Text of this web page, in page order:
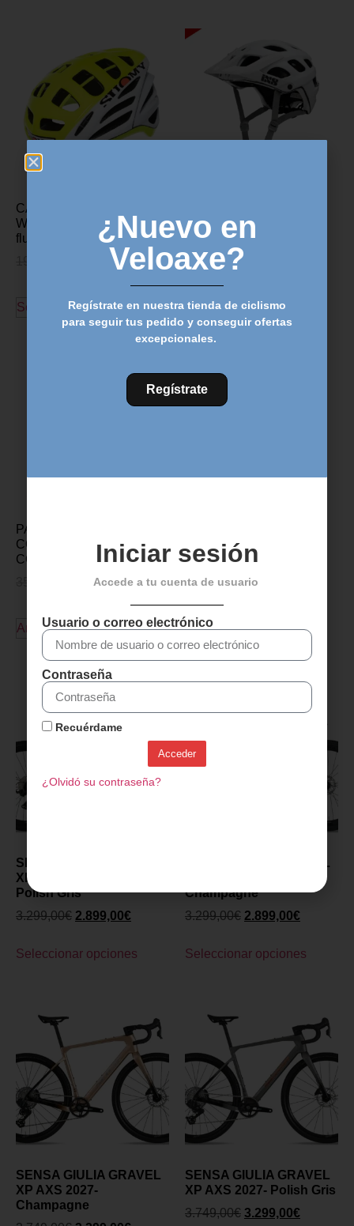
CASCO SUOMY GUN
WIND Blanco / Amarillo
fluo
Seleccionar opciones
RS EVO – Blanco
€ 80,00
PASAMONTAÑA BIOTEX
CONFORT SIN
COSTURA
€
Añadir al carrito
Descubre más productos
SENSA GIULIA GRAVEL
XP PROJECT Z 2027-
Polish Gris
3.299,00€ 2.899,00€
Seleccionar opciones
SENSA GIULIA GRAVEL
Champagne
3.299,00€ 2.899,00€
Seleccionar opciones
SENSA GIULIA GRAVEL
XP AXS 2027-
Champagne
SENSA GIULIA GRAVEL
XP AXS 2027- Polish Gris
3.749,00€ 3.299,00€
¿Nuevo en
Veloaxe?
Regístrate en nuestra tienda de ciclismo
para seguir tus pedido y conseguir ofertas
excepcionales.
Regístrate
Iniciar sesión
Accede a tu cuenta de usuario
Usuario o correo electrónico
Contraseña
Recuérdame
Acceder
¿Olvidó su contraseña?